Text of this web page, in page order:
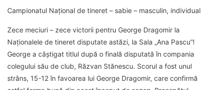
Campionatul Național de tineret – sabie – masculin, individual
Zece meciuri – zece victorii pentru George Dragomir la
Naționalele de tineret disputate astăzi, la Sala „Ana Pascu”!
George a câștigat titlul după o finală disputată în compania
colegului său de club, Răzvan Stănescu. Scorul a fost unul
strâns, 15-12 în favoarea lui George Dragomir, care confirmă